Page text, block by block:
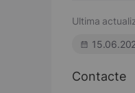
Ultima
Contacte